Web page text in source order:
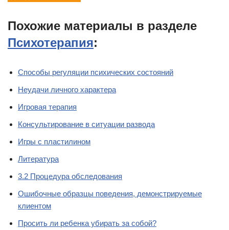
Похожие материалы в разделе
Психотерапия:
Способы регуляции психических состояний
Неудачи личного характера
Игровая терапия
Консультирование в ситуации развода
Игры с пластилином
Литература
3.2 Процедура обследования
Ошибочные образцы поведения, демонстрируемые
клиентом
Просить ли ребенка убирать за собой?